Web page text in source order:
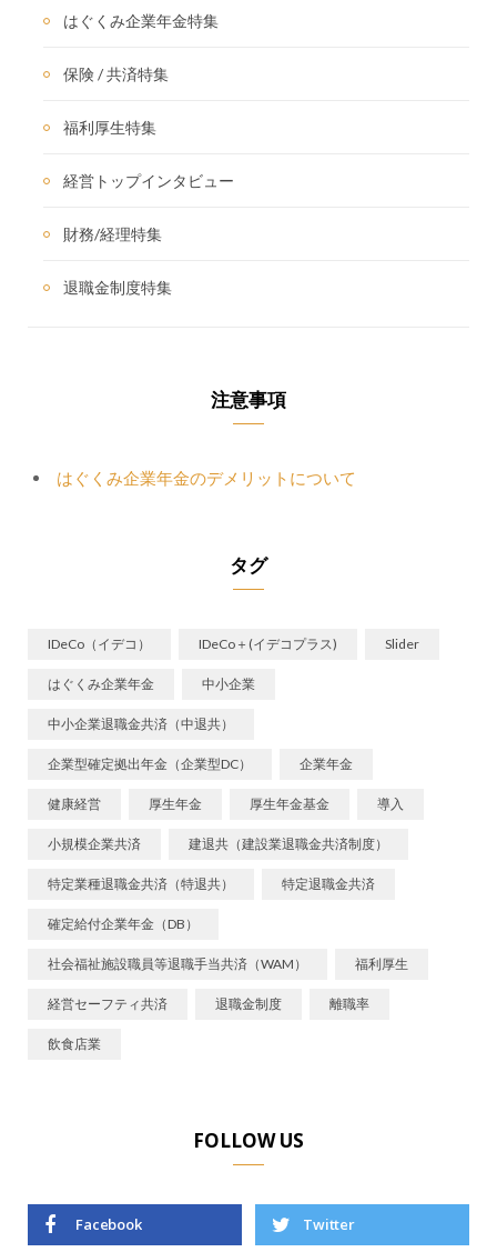
はぐくみ企業年金特集
保険 / 共済特集
福利厚生特集
経営トップインタビュー
財務/経理特集
退職金制度特集
注意事項
はぐくみ企業年金のデメリットについて
タグ
IDeCo（イデコ） IDeCo＋(イデコプラス) Slider
はぐくみ企業年金 中小企業
中小企業退職金共済（中退共）
企業型確定拠出年金（企業型DC） 企業年金
健康経営 厚生年金 厚生年金基金 導入
小規模企業共済 建退共（建設業退職金共済制度）
特定業種退職金共済（特退共） 特定退職金共済
確定給付企業年金（DB）
社会福祉施設職員等退職手当共済（WAM） 福利厚生
経営セーフティ共済 退職金制度 離職率
飲食店業
FOLLOW US
Facebook Twitter